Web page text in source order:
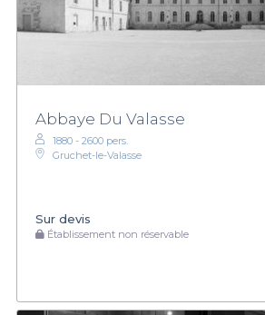
Abbaye Du Valasse
1880 - 2600 pers.
Gruchet-le-Valasse
Sur devis
Établissement non réservable